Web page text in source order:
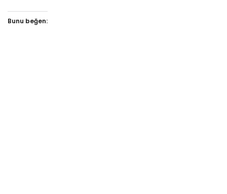
Bunu beğen: